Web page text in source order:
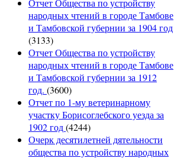
народных чтений в городе Тамбове
и Тамбовской губернии за 1904 год
(3133)
Отчет Общества по устройству
народных чтений в городе Тамбове
и Тамбовской губернии за 1912
год. (3600)
Отчет по 1-му ветеринарному
участку Борисоглебского уезда за
1902 год(4244)
Очерк десятилетней дятельности
общества по устройству народных